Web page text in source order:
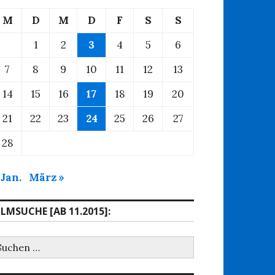
M D M D F S
S
1
2 3 4 5
6
7
8 9 10 11 12
13
14
15 16 17 18 19
20
21
22 23 24 25 26
27
28
März »
[AB 11.2015]: